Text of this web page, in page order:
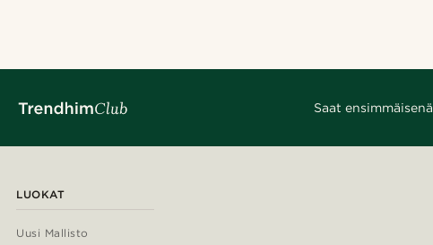
Saat
LUOKAT
Uusi Mallisto